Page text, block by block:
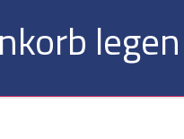
legen